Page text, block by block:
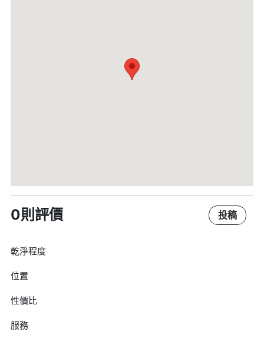
0則評價 投稿
乾淨程度
位置
性價比
服務